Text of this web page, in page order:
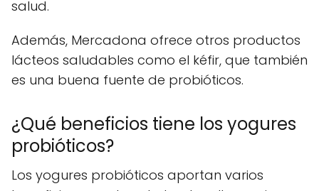
salud.
Además, Mercadona ofrece otros productos
lácteos saludables como el kéfir, que también
es una buena fuente de probióticos.
¿Qué beneficios tiene los yogures
probióticos?
Los yogures probióticos aportan varios